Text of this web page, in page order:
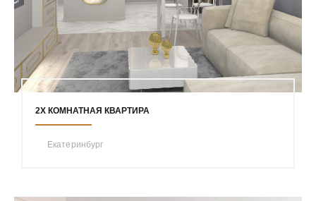
2Х КОМНАТНАЯ КВАРТИРА
Екатеринбург